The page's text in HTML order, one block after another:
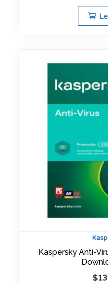
Kaspersky Anti-
$